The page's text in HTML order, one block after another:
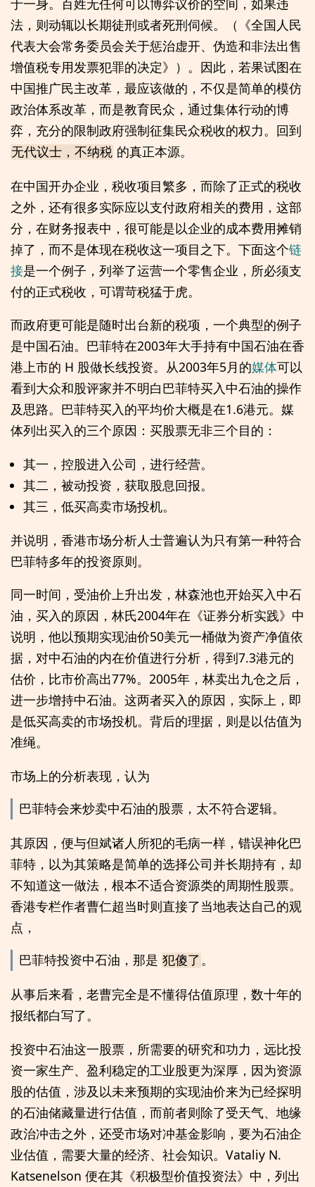
于一身。百姓无任何可以博弈议价的空间，如果违
法，则动辄以长期徒刑或者死刑伺候。（《全国人民
代表大会常务委员会关于惩治虚开、伪造和非法出售
增值税专用发票犯罪的决定》）。因此，若果试图在
中国推广民主改革，最应该做的，不仅是简单的模仿
政治体系改革，而是教育民众，通过集体行动的博
弈，充分的限制政府强制征集民众税收的权力。回到
无代议士，不纳税 的真正本源。
在中国开办企业，税收项目繁多，而除了正式的税收
之外，还有很多实际应以支付政府相关的费用，这部
分，在财务报表中，很可能是以企业的成本费用摊销
掉了，而不是体现在税收这一项目之下。下面这个链
接是一个例子，列举了运营一个零售企业，所必须支
付的正式税收，可谓苛税猛于虎。
而政府更可能是随时出台新的税项，一个典型的例子
是中国石油。巴菲特在2003年大手持有中国石油在香
港上市的 H 股做长线投资。从2003年5月的媒体可以
看到大众和股评家并不明白巴菲特买入中石油的操作
及思路。巴菲特买入的平均价大概是在1.6港元。媒
体列出买入的三个原因：买股票无非三个目的：
其一，控股进入公司，进行经营。
其二，被动投资，获取股息回报。
其三，低买高卖市场投机。
并说明，香港市场分析人士普遍认为只有第一种符合
巴菲特多年的投资原则。
同一时间，受油价上升出发，林森池也开始买入中石
油，买入的原因，林氏2004年在《证券分析实践》中
说明，他以预期实现油价50美元一桶做为资产净值依
据，对中石油的内在价值进行分析，得到7.3港元的
估价，比市价高出77%。2005年，林卖出九仓之后，
进一步增持中石油。这两者买入的原因，实际上，即
是低买高卖的市场投机。背后的理据，则是以估值为
准绳。
市场上的分析表现，认为
巴菲特会来炒卖中石油的股票，太不符合逻辑。
其原因，便与但斌诸人所犯的毛病一样，错误神化巴
菲特，以为其策略是简单的选择公司并长期持有，却
不知道这一做法，根本不适合资源类的周期性股票。
香港专栏作者曹仁超当时则直接了当地表达自己的观
点，
巴菲特投资中石油，那是 犯傻了 。
从事后来看，老曹完全是不懂得估值原理，数十年的
报纸都白写了。
投资中石油这一股票，所需要的研究和功力，远比投
资一家生产、盈利稳定的工业股更为深厚，因为资源
股的估值，涉及以未来预期的实现油价来为已经探明
的石油储藏量进行估值，而前者则除了受天气、地缘
政治冲击之外，还受市场对冲基金影响，要为石油企
业估值，需要大量的经济、社会知识。Vataliy N.
Katsenelson 便在其《积极型价值投资法》中，列出